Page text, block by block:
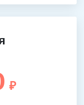
₽